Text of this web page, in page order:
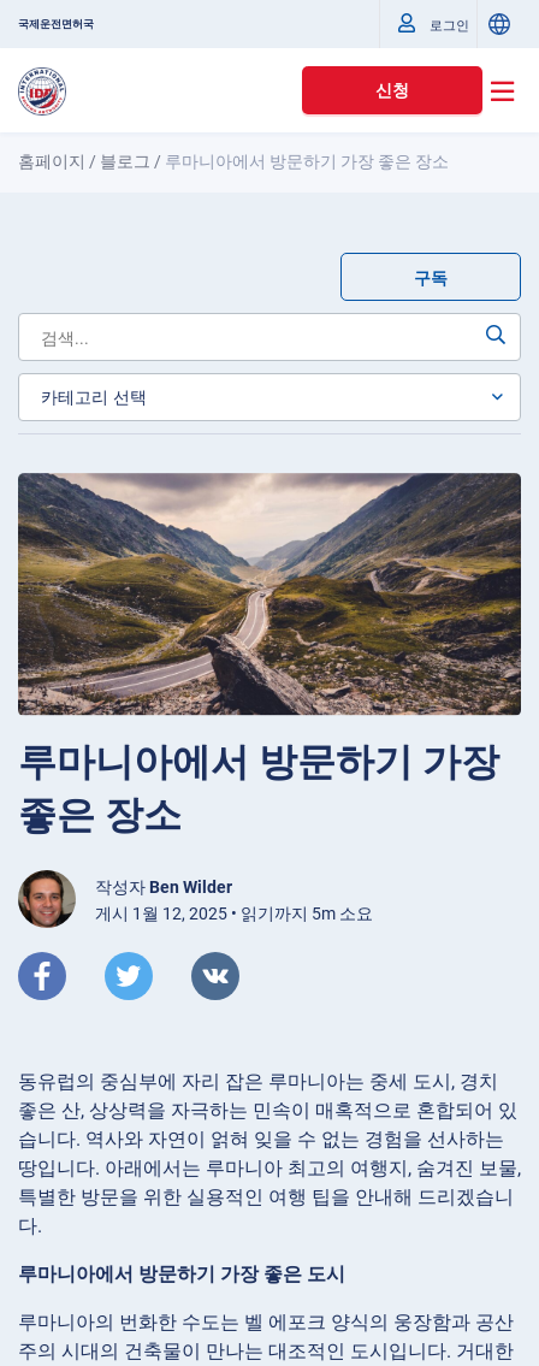
국제운전면허국 로그인
신청
홈페이지 / 블로그 / 루마니아에서 방문하기 가장 좋은 장소
구독
루마니아에서 방문하기 가장
좋은 장소
작성자 Ben Wilder
게시 1월 12, 2025 • 읽기까지 5m 소요
동유럽의 중심부에 자리 잡은 루마니아는 중세 도시, 경치
좋은 산, 상상력을 자극하는 민속이 매혹적으로 혼합되어 있
습니다. 역사와 자연이 얽혀 잊을 수 없는 경험을 선사하는
땅입니다. 아래에서는 루마니아 최고의 여행지, 숨겨진 보물,
특별한 방문을 위한 실용적인 여행 팁을 안내해 드리겠습니
다.
루마니아에서 방문하기 가장 좋은 도시
루마니아의 번화한 수도는 벨 에포크 양식의 웅장함과 공산
주의 시대의 건축물이 만나는 대조적인 도시입니다. 거대한